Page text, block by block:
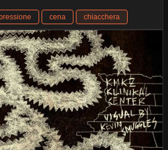
cena chiacchera